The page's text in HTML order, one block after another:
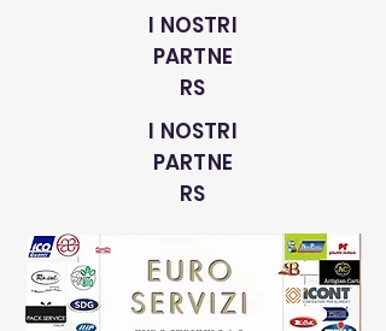
I NOSTRI
PARTNE
RS
I NOSTRI
PARTNE
RS